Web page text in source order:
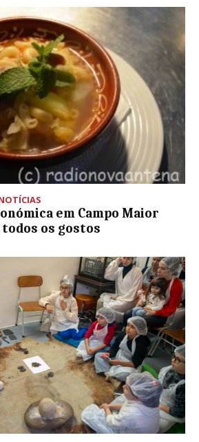
em Campo Maior
todos os gostos